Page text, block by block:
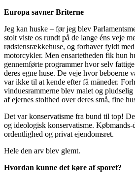
Europa savner Briterne
Jeg kan huske – før jeg blev
stolt viste os rundt på de lange éns veje
rødstensrækkehuse, og forhaver fyldt
motorcykler. Men ensartetheden fik hun
gennemførte programmer hvor selv
deres egne huse. De veje hvor beboerne
var ikke til at kende efter få måneder.
vinduesrammerne blev malet og
af ejernes stolthed over deres små, fine
Det var konservatisme fra bund til top!
og ideologisk konservatisme. Købmands-
ordentlighed og privat ejendomsret.
Hele den arv blev glemt.
Hvordan kunne det køre af sporet?